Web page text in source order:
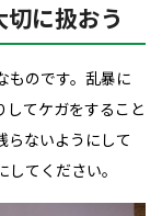
に扱おう
ものです。乱暴に
してケガをすること
らないようにして
てください。